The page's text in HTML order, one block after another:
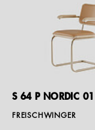
S 64 P NORDIC 01
FREISCHWINGER